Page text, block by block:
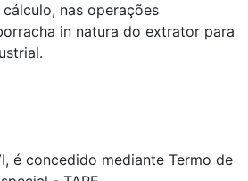
nas operações
in natura do extrator para
é concedido mediante Termo de